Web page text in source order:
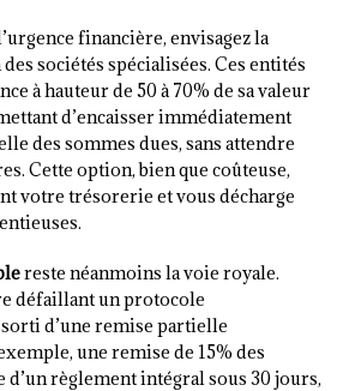
financière, envisagez la
des sociétés spécialisées. Ces entités
à hauteur de 50 à 70% de sa valeur
d’encaisser immédiatement
des sommes dues, sans attendre
Cette option, bien que coûteuse,
votre trésorerie et vous décharge
reste néanmoins la voie royale.
défaillant un protocole
d’une remise partielle
une remise de 15% des
d’un règlement intégral sous 30 jours,